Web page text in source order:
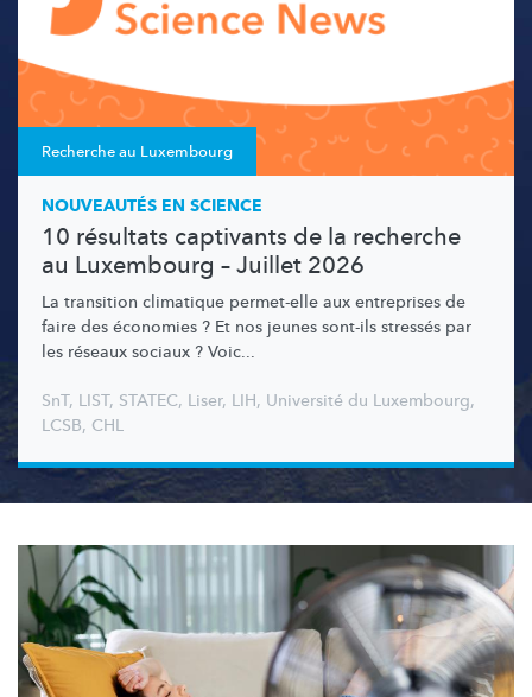
Recherche au Luxembourg
NOUVEAUTÉS EN SCIENCE
10 résultats captivants de la recherche
au Luxembourg – Juillet 2026
La transition climatique permet-elle aux entreprises de
faire des économies ? Et nos jeunes sont-ils stressés par
les réseaux sociaux ? Voic...
SnT, LIST, STATEC, Liser, LIH, Université du Luxembourg,
LCSB, CHL